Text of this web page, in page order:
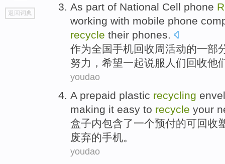
go
top
返回词典
As part of National Cell phone
working with mobile phone
recycle their phones
作为全国手机回收周活动的一部
努力， 希望一起说服 人们 回收他
youdao
A prepaid plastic recycling
making it easy to recycle your
盒子内包含了一个预付的可回收
废弃的手机。
youdao